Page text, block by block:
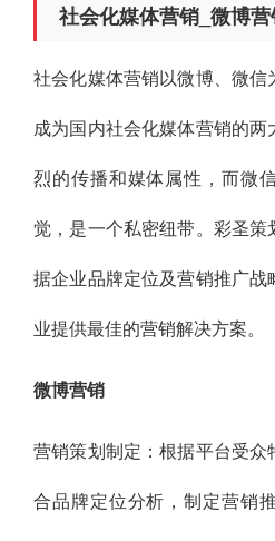
社会化媒体营销_微博
社会化媒体营销以微博、微
成为国内社会化媒体营销的
烈的传播和媒体属性，而微
觉，是一个私密纽带。彩圣
据企业品牌定位及营销推广
业提供最佳的营销解决方案。
微博营销
营销策划制定：根据平台受
合品牌定位分析，制定营销